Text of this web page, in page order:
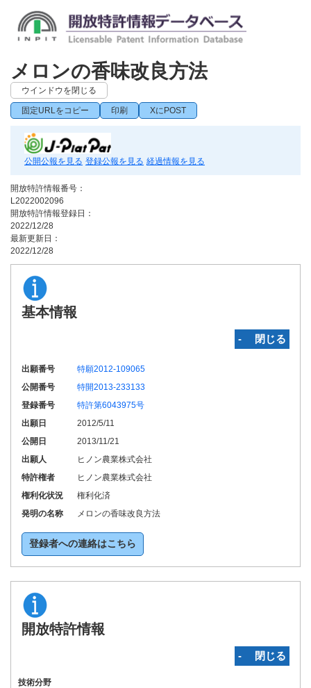
メロンの香味改良方法
ウインドウを閉じる
固定URLをコピー 印刷 XにPOST
公開公報を見る 登録公報を見る 経過情報を見る
開放特許情報番号：
L2022002096
開放特許情報登録日：
2022/12/28
最新更新日：
2022/12/28
基本情報
‐ 閉じる
出願番号
特願2012-109065
公開番号
特開2013-233133
登録番号
特許第6043975号
出願日
2012/5/11
公開日
2013/11/21
出願人
ヒノン農業株式会社
特許権者
ヒノン農業株式会社
権利化状況
権利化済
発明の名称
メロンの香味改良方法
登録者への連絡はこちら
開放特許情報
‐ 閉じる
技術分野